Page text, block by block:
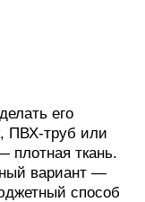
его
ПВХ‑труб или
плотная ткань.
вариант —
способ